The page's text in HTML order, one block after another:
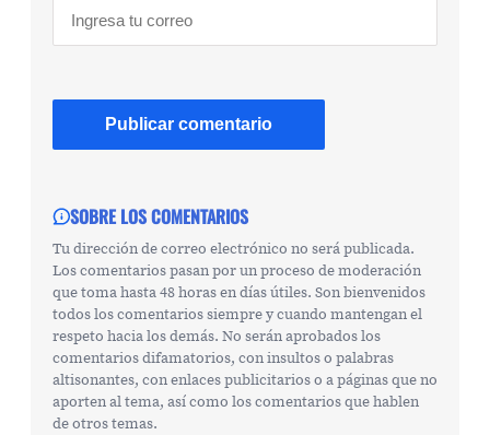
SOBRE LOS COMENTARIOS
Tu dirección de correo electrónico no será publicada.
Los comentarios pasan por un proceso de moderación
que toma hasta 48 horas en días útiles. Son bienvenidos
todos los comentarios siempre y cuando mantengan el
respeto hacia los demás. No serán aprobados los
comentarios difamatorios, con insultos o palabras
altisonantes, con enlaces publicitarios o a páginas que no
aporten al tema, así como los comentarios que hablen
de otros temas.